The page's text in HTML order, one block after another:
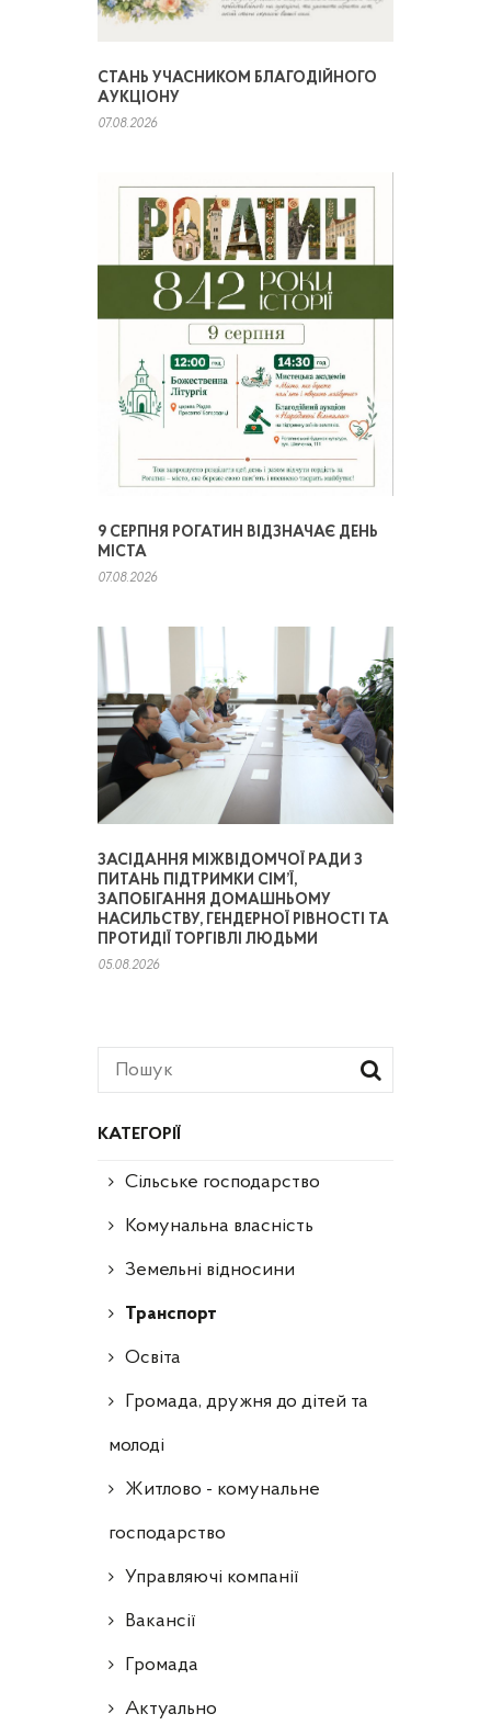
КАТЕГОРІЇ
Сільське господарство
Комунальна власність
Земельні відносини
Транспорт
Освіта
Громада, дружня до дітей та
молоді
Житлово - комунальне
господарство
Управляючі компанії
Ваканcії
Громада
Актуально
СТАНЬ УЧАСНИКОМ БЛАГОДІЙНОГО
АУКЦІОНУ
07.08.2026
9 СЕРПНЯ РОГАТИН ВІДЗНАЧАЄ ДЕНЬ
МІСТА
07.08.2026
ЗАСІДАННЯ МІЖВІДОМЧОЇ РАДИ З
ПИТАНЬ ПІДТРИМКИ СІМ’Ї,
ЗАПОБІГАННЯ ДОМАШНЬОМУ
НАСИЛЬСТВУ, ГЕНДЕРНОЇ РІВНОСТІ ТА
ПРОТИДІЇ ТОРГІВЛІ ЛЮДЬМИ
05.08.2026